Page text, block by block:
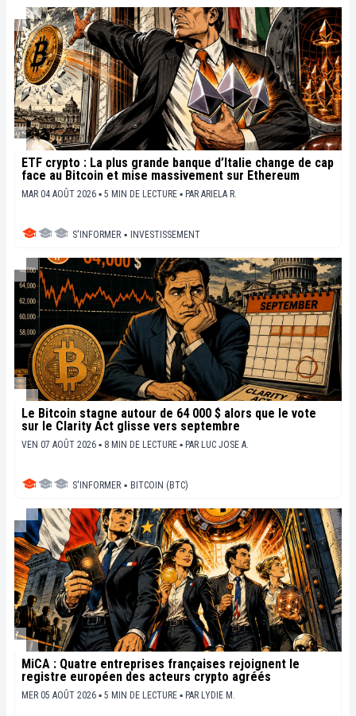
ETF crypto : La plus grande banque d’Italie change de cap
face au Bitcoin et mise massivement sur Ethereum
MAR 04 AOÛT 2026 ▪ 5 MIN DE LECTURE ▪ PAR ARIELA R.
S'INFORMER ▪ INVESTISSEMENT
Le Bitcoin stagne autour de 64 000 $ alors que le vote
sur le Clarity Act glisse vers septembre
VEN 07 AOÛT 2026 ▪ 8 MIN DE LECTURE ▪ PAR LUC JOSE A.
S'INFORMER ▪ BITCOIN (BTC)
MiCA : Quatre entreprises françaises rejoignent le
registre européen des acteurs crypto agréés
MER 05 AOÛT 2026 ▪ 5 MIN DE LECTURE ▪ PAR LYDIE M.